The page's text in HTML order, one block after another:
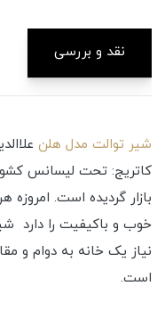
نقد و بررسی
شیر توالت مدل هلن
کاتریج: تحت لیسانس کشور
بازار گردیده است. امروزه
خوب و باکیفیت را دارد
نیاز یک خانه به دوام و
است.